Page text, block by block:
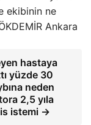
ekibinin ne
Ankara
hastaya
yüzde 30
neden
2,5 yıla
istemi →